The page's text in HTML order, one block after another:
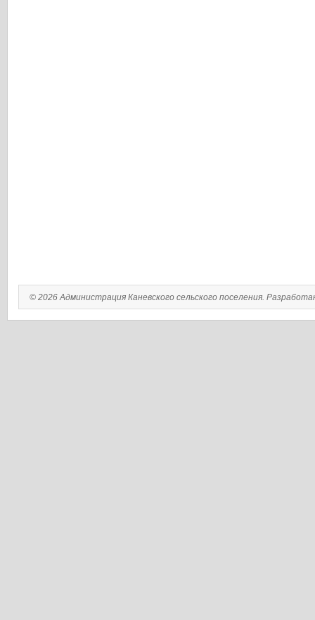
© 2026 Администрация Каневского сельского поселения.